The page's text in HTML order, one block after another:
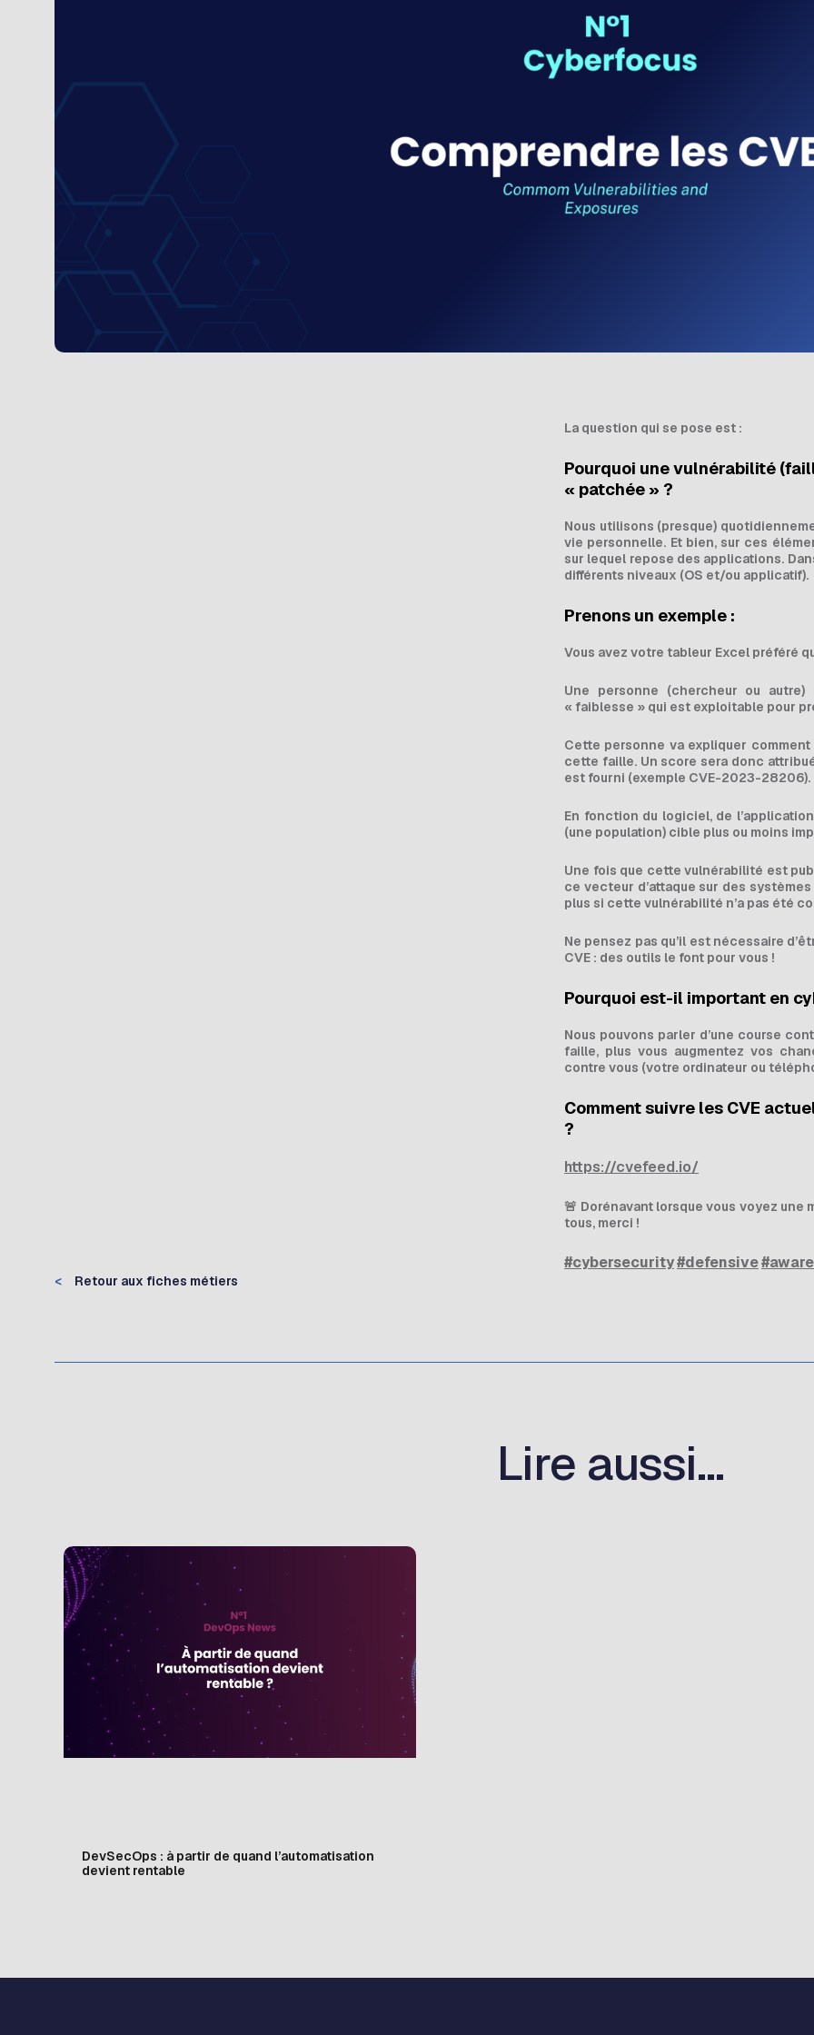
La question qui se pose est :
Pourquoi une vulnérabilité
« patchée » ?
Nous utilisons (presque)
vie personnelle. Et bien, sur ces
sur lequel repose des applications.
différents niveaux (OS et/ou applicatif).
Prenons un exemple :
Vous avez votre tableur Excel préféré
Une personne (chercheur ou
« faiblesse » qui est exploitable pour
Cette personne va expliquer
cette faille. Un score sera donc
est fourni (exemple CVE-2023-28206).
En fonction du logiciel, de
(une population) cible plus ou moins
Une fois que cette vulnérabilité est
ce vecteur d’attaque sur des
plus si cette vulnérabilité n’a pas été
Ne pensez pas qu’il est nécessaire
CVE : des outils le font pour vous !
Pourquoi est-il important en
Nous pouvons parler d’une course
faille, plus vous augmentez vos
contre vous (votre ordinateur ou
Comment suivre les CVE
?
https://cvefeed.io/
🚨 Dorénavant lorsque vous voyez une
tous, merci !
#cybersecurity#defensive
< Retour aux fiches métiers
Lire aussi...
DevSecOps : à partir de quand l’automatisation
devient rentable